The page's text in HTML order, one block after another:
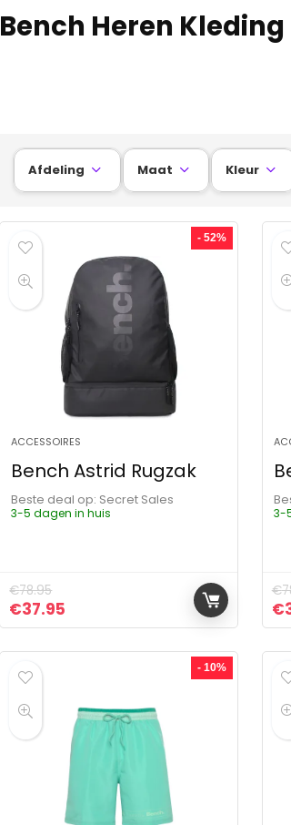
Bench Heren Kleding
Afdeling  Maat  Kleur 
- 52%
ACCESSOIRES
Bench Astrid Rugzak
Beste deal op:
Secret Sales
3-5 dagen in huis
€78.95
Oorspronkelijke prijs was: €78.95.
€37.95 Huidige prijs is: €37.95.
3-
€
€
- 10%